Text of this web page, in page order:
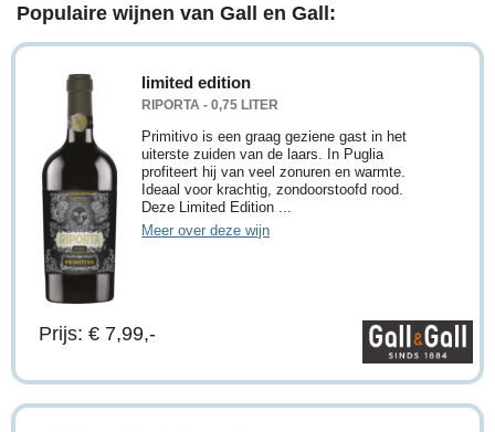
Populaire wijnen van Gall en Gall:
limited edition
RIPORTA - 0,75 LITER
Primitivo is een graag geziene gast in het
uiterste zuiden van de laars. In Puglia
profiteert hij van veel zonuren en warmte.
Ideaal voor krachtig, zondoorstoofd rood.
Deze Limited Edition ...
Meer over deze wijn
Prijs: € 7,99,-